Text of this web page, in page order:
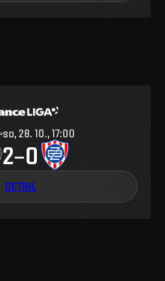
so, 28. 10., 17:00
2–0
DETAIL